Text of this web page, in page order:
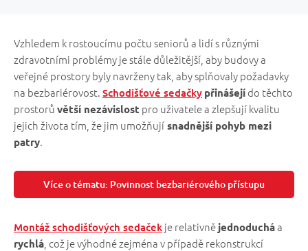
Vzhledem k rostoucímu počtu seniorů a lidí s různými
zdravotními problémy je stále důležitější, aby budovy a
veřejné prostory byly navrženy tak, aby splňovaly požadavky
na bezbariérovost. Schodišťové sedačky přinášejído těchto
prostorů větší nezávislost pro uživatele a zlepšují kvalitu
jejich života tím, že jim umožňují snadnější pohyb mezi
patry.
Více o tématu: Povinnost bezbariérového přístupu
Montáž schodišťových sedaček je relativnějednoducháa
rychlá , což je výhodné zejména v případě rekonstrukcí